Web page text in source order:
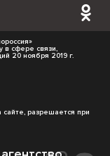
в сфере связи,
20 ноября 2019 г.
разрешается при